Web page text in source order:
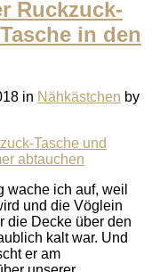
Ruckzuck-
in den
in Nähkästchen by
wache ich auf, weil
und die Vöglein
die Decke über den
kalt war. Und
er am